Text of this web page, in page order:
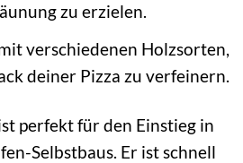
zu erzielen.
verschiedenen Holzsorten,
deiner Pizza zu verfeinern.
perfekt für den Einstieg in
Selbstbaus. Er ist schnell